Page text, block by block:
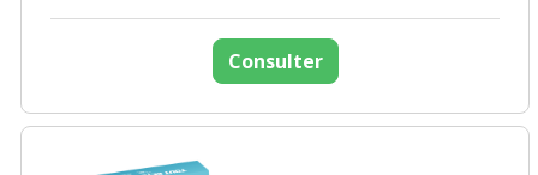
Consulter